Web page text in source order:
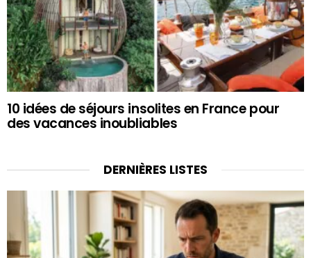
10 idées de séjours insolites en France pour
des vacances inoubliables
DERNIÈRES LISTES